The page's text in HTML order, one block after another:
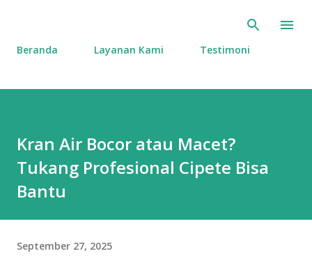
Beranda Layanan Kami Testimoni
Kran Air Bocor atau Macet?
Tukang Profesional Cipete Bisa
Bantu
September 27, 2025